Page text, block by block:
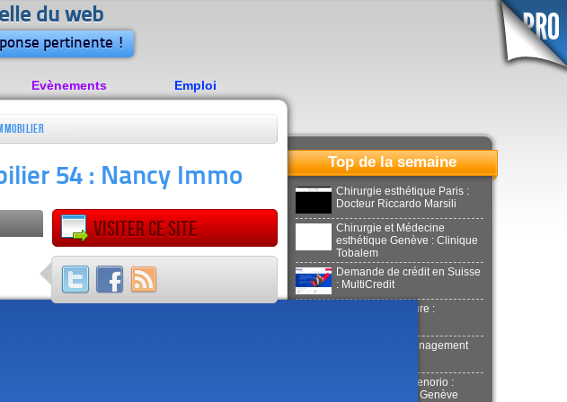
du web
pertinente !
Evènements Emploi
54 : Nancy Immo
Visiter ce site
Top de la semaine
Chirurgie esthétique Paris :
Docteur Riccardo Marsili
Chirurgie et Médecine
esthétique Genève : Clinique
Tobalem
Demande de crédit en Suisse
: MultiCredit
Location de voiture :
LaPuerta : Déménagement
Docteur Xavier Tenorio :
Aesthetics Clinic Genève